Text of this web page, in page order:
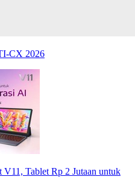
CX 2026
Tablet Rp 2 Jutaan untuk